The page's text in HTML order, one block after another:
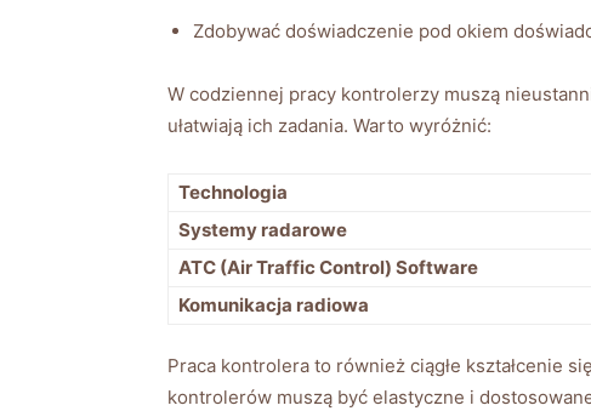
Zdobywać doświadczenie pod okiem
W codziennej pracy kontrolerzy muszą
ułatwiają ich zadania. Warto wyróżnić:
Technologia
Systemy radarowe
ATC (Air Traffic Control) Software
Komunikacja radiowa
Praca kontrolera to również ciągłe kształcenie
kontrolerów muszą być elastyczne i